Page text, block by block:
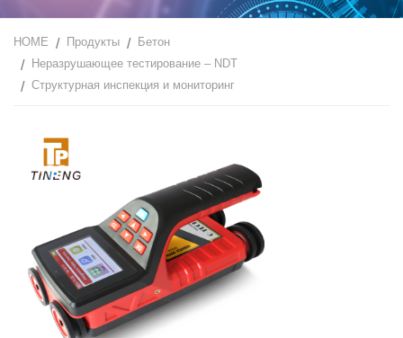
HOME Продукты
Бетон
Неразрушающее тестирование – NDT
Cтруктурная инспекция и мониторинг